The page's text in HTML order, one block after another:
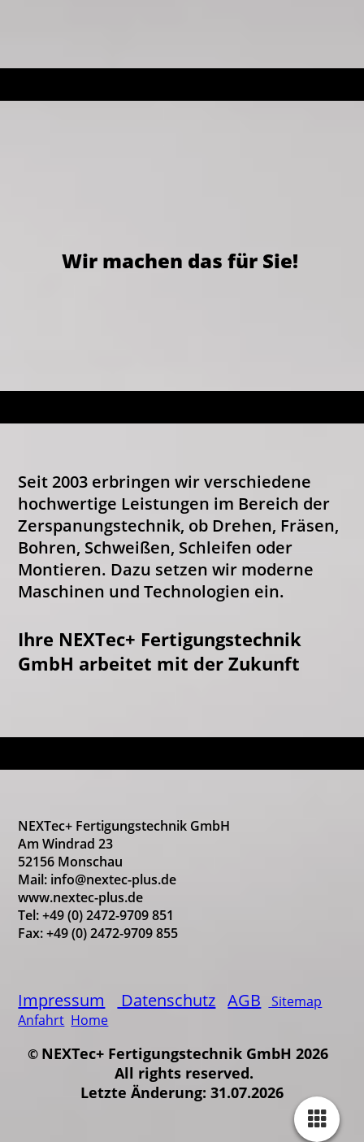
Wir machen das für Sie!
Seit 2003 erbringen wir verschiedene
hochwertige Leistungen im Bereich der
Zerspanungstechnik, ob Drehen, Fräsen,
Bohren, Schweißen, Schleifen oder
Montieren. Dazu setzen wir moderne
Maschinen und Technologien ein.
Ihre NEXTec+ Fertigungstechnik
GmbH arbeitet mit der Zukunft
NEXTec+ Fertigungstechnik GmbH
Am Windrad 23
52156 Monschau
Mail: info@nextec-plus.de
www.nextec-plus.de
Tel: +49 (0) 2472-9709 851
Fax: +49 (0) 2472-9709 855
Impressum Datenschutz AGB
Sitemap
Anfahrt Home
© NEXTec+ Fertigungstechnik GmbH 2026
All rights reserved.
Letzte Änderung: 31.07.2026